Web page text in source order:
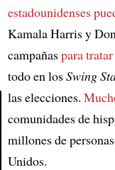
estadounidenses
Kamala Harris y
campañaspara
todo en losSwing
las elecciones.
comunidades de
millones de
Unidos.